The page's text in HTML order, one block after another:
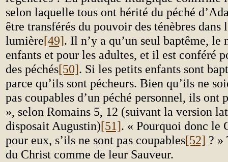
selon laquelle tous ont hérité du péché
être transférés du pouvoir des ténèbres dans
lumière[49]. Il n’y a qu’un seul baptême, le
enfants et pour les adultes, et il est conféré
des péchés[50]. Si les petits enfants sont
parce qu’ils sont pécheurs. Bien qu’ils ne
pas coupables d’un péché personnel, ils ont
», selon Romains 5, 12 (suivant la version
disposait Augustin)[51]. « Pourquoi donc le
pour eux, s’ils ne sont pas coupables[52] ? »
du Christ comme de leur Sauveur.